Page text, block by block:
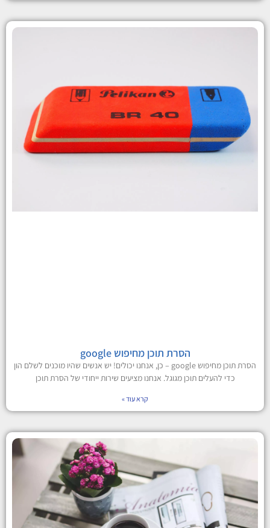
הסרת תוכן מחיפוש google
הסרת תוכן מחיפוש google – כן, אנחנו יכולים! יש אנשים שהיו מוכנים לשלם הון
כדי להעלים תוכן מגוגל. אנחנו מציעים שירות ייחודי של הסרת תוכן
קרא עוד »